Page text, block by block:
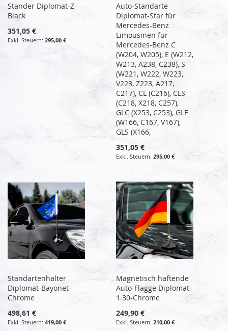
Stander Diplomat-Z-
Black
351,05 €
295,00 €
Auto-Standarte
Diplomat-Star für
Mercedes-Benz
Limousinen für
Mercedes-Benz C
(W204, W205), E (W212,
W213, A238, C238), S
(W221, W222, W223,
V223, Z223, A217,
C217), CL (C216), CLS
(C218, X218, C257),
GLC (X253, C253), GLE
(W166, C167, V167),
GLS (X166,
351,05 €
295,00 €
Standartenhalter
Diplomat-Bayonet-
Chrome
498,61 €
419,00 €
Magnetisch haftende
Auto-Flagge Diplomat-
1.30-Chrome
249,90 €
210,00 €